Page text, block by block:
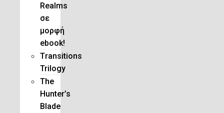
Realms
σε
μορφή
ebook!
Τransitions
Trilogy
The
Hunter’s
Blade